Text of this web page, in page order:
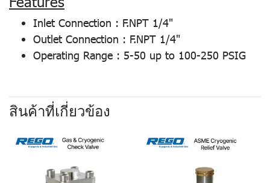
Inlet Connection : F.NPT 1/4"
Outlet Connection : F.NPT 1/4"
Operating Range : 5-50 up to 100-250 PSIG
สินค้าที่เกี่ยวข้อง